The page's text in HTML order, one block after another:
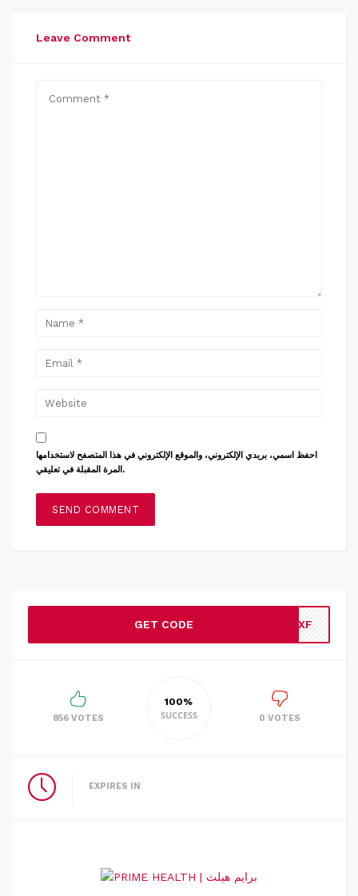
Leave Comment
احفظ اسمي، بريدي الإلكتروني، والموقع الإلكتروني في هذا المتصفح لاستخدامها
المرة المقبلة في تعليقي.
GET CODE IIXF
856 VOTES
100%
SUCCESS 0 VOTES
EXPIRES IN